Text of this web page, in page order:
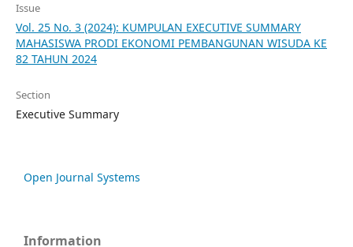
Issue
Vol. 25 No. 3 (2024): KUMPULAN EXECUTIVE SUMMARY
MAHASISWA PRODI EKONOMI PEMBANGUNAN WISUDA KE
82 TAHUN 2024
Section
Executive Summary
Open Journal Systems
Information